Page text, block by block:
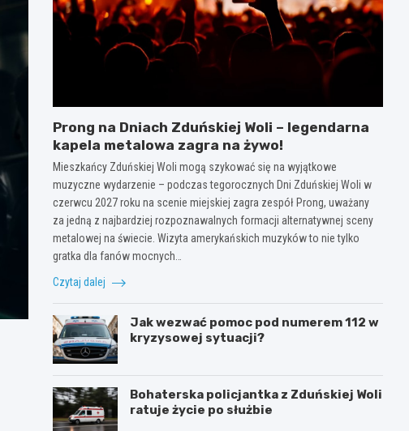
Prong na Dniach Zduńskiej Woli – legendarna
kapela metalowa zagra na żywo!
Mieszkańcy Zduńskiej Woli mogą szykować się na wyjątkowe
muzyczne wydarzenie – podczas tegorocznych Dni Zduńskiej Woli w
czerwcu 2027 roku na scenie miejskiej zagra zespół Prong, uważany
za jedną z najbardziej rozpoznawalnych formacji alternatywnej sceny
metalowej na świecie. Wizyta amerykańskich muzyków to nie tylko
gratka dla fanów mocnych…
Czytaj dalej
Jak wezwać pomoc pod numerem 112 w
kryzysowej sytuacji?
Bohaterska policjantka z Zduńskiej Woli
ratuje życie po służbie